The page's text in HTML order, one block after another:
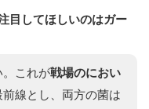
目してほしいのはガー
。これが戦場のにおい
線とし、両方の菌は